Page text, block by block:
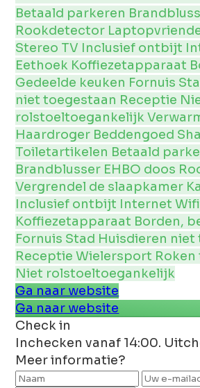
Betaald parkeren
Rookdetector
Stereo TV Inclusief ontbijt
Eethoek Koffiezetapparaat
Gedeelde keuken Fornuis
niet toegestaan Receptie
rolstoeltoegankelijk
Haardroger Beddengoed
Toiletartikelen Betaald
Brandblusser EHBO doos
Vergrendel de slaapkamer
Inclusief ontbijt InternetWifi
Koffiezetapparaat Borden,
Fornuis Stad Huisdieren niet
ReceptieWielersport
Niet rolstoeltoegankelijk
Ga naar website
Ga naar website
Check in
Inchecken vanaf 14:00.
Meer informatie?